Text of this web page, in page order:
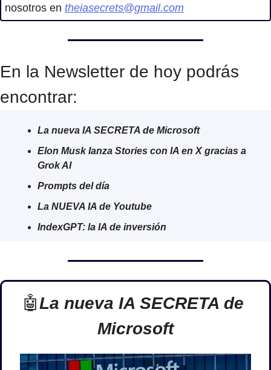
nosotros en theiasecrets@gmail.com
En la Newsletter de hoy podrás
encontrar:
La nueva IA SECRETA de Microsoft
Elon Musk lanza Stories con IA en X gracias a
Grok AI
Prompts del día
La NUEVA IA de Youtube
IndexGPT: la IA de inversión
🤖La nueva IA SECRETA de
Microsoft